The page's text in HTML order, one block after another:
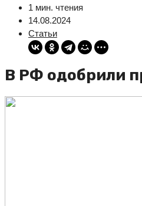
1 мин. чтения
14.08.2024
Статьи
В РФ одобрили